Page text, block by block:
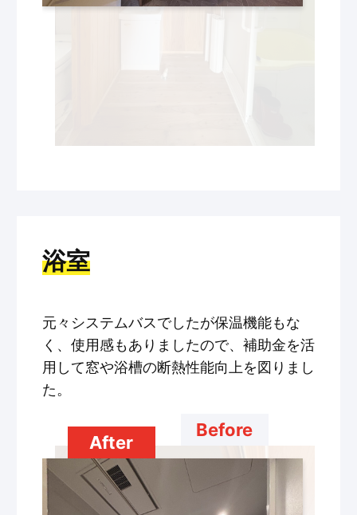
浴室
元々システムバスでしたが保温機能もな
く、使用感もありましたので、補助金を活
用して窓や浴槽の断熱性能向上を図りまし
た。
Before
After